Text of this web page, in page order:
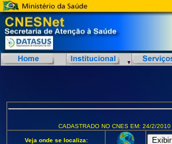
CADASTRADO NO CNES EM: 24/2/2010
Veja onde se localiza: